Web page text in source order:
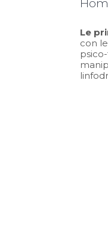
Le
con